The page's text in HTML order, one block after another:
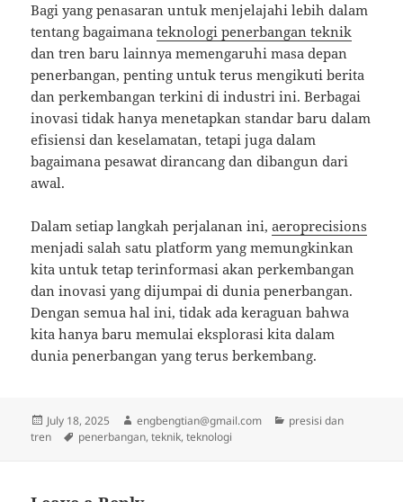
Bagi yang penasaran untuk menjelajahi lebih dalam
tentang bagaimanateknologi penerbangan teknik
dan tren baru lainnya memengaruhi masa depan
penerbangan, penting untuk terus mengikuti berita
dan perkembangan terkini di industri ini. Berbagai
inovasi tidak hanya menetapkan standar baru dalam
efisiensi dan keselamatan, tetapi juga dalam
bagaimana pesawat dirancang dan dibangun dari
awal.
Dalam setiap langkah perjalanan ini,aeroprecisions
menjadi salah satu platform yang memungkinkan
kita untuk tetap terinformasi akan perkembangan
dan inovasi yang dijumpai di dunia penerbangan.
Dengan semua hal ini, tidak ada keraguan bahwa
kita hanya baru memulai eksplorasi kita dalam
dunia penerbangan yang terus berkembang.
Posted
on
July 18, 2025 Author
engbengtian@gmail.com Categories
presisi dan
tren
Tags
penerbangan,teknik,teknologi